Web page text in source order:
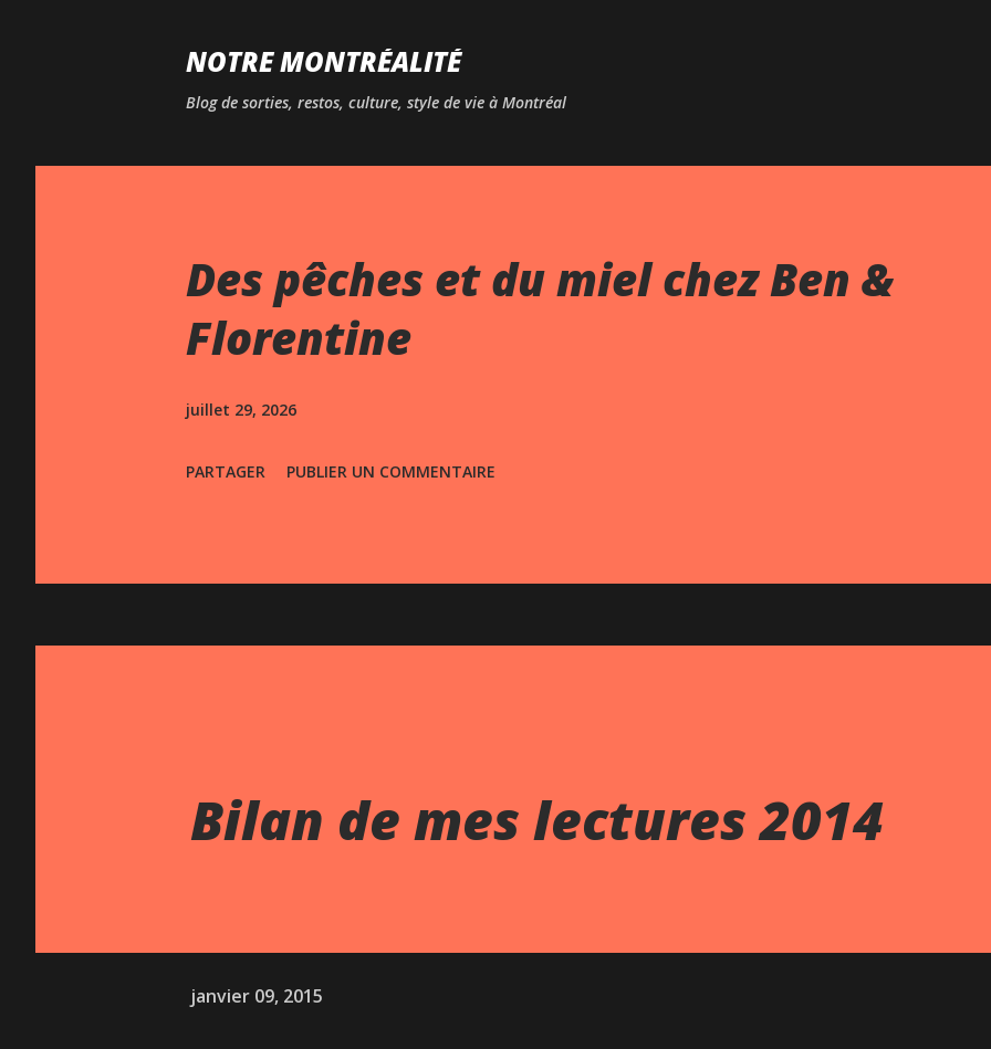
NOTRE MONTRÉALITÉ
Blog de sorties, restos, culture, style de vie à Montréal
Des pêches et du miel chez Ben &
Florentine
juillet 29, 2026
PARTAGER PUBLIER UN COMMENTAIRE
Bilan de mes lectures 2014
janvier 09, 2015